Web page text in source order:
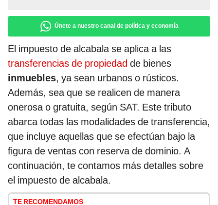
Únete a nuestro canal de política y economía
El impuesto de alcabala se aplica a las
transferencias de propiedad de bienes
inmuebles, ya sean urbanos o rústicos.
Además, sea que se realicen de manera
onerosa o gratuita, según SAT. Este tributo
abarca todas las modalidades de transferencia,
que incluye aquellas que se efectúan bajo la
figura de ventas con reserva de dominio. A
continuación, te contamos más detalles sobre
el impuesto de alcabala.
TE RECOMENDAMOS